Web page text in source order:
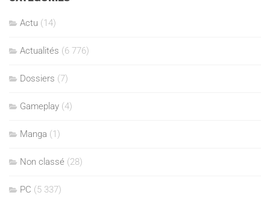
Actu (14)
Actualités (6 776)
Dossiers (7)
Gameplay (4)
Manga (1)
Non classé (28)
PC (5 337)